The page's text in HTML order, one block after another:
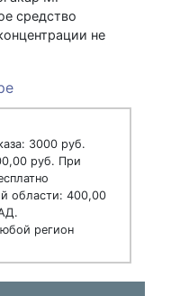
средство
не
3000 руб.
руб. При
области: 400,00
регион